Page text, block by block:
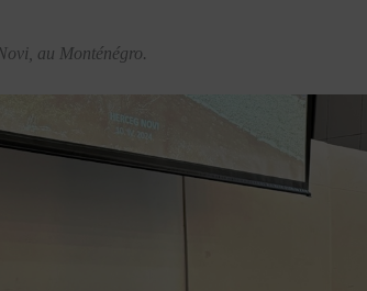
au Monténégro.